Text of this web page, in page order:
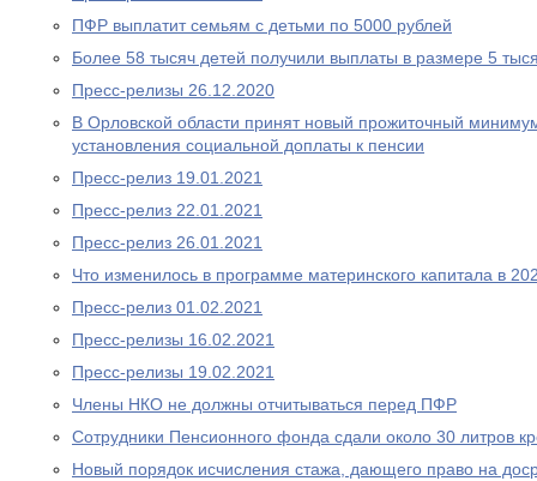
ПФР выплатит семьям с детьми по 5000 рублей
Более 58 тысяч детей получили выплаты в размере 5
Пресс-релизы 26.12.2020
В Орловской области принят новый прожиточный
установления социальной доплаты к пенсии
Пресс-релиз 19.01.2021
Пресс-релиз 22.01.2021
Пресс-релиз 26.01.2021
Что изменилось в программе материнского капитала в
Пресс-релиз 01.02.2021
Пресс-релизы 16.02.2021
Пресс-релизы 19.02.2021
Члены НКО не должны отчитываться перед ПФР
Сотрудники Пенсионного фонда сдали около 30 литров
Новый порядок исчисления стажа, дающего право на